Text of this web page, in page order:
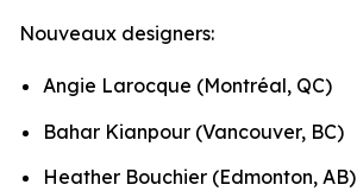
Nouveaux designers:
Angie Larocque (Montréal, QC)
Bahar Kianpour (Vancouver, BC)
Heather Bouchier (Edmonton, AB)